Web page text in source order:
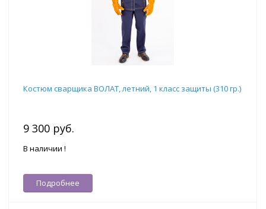
Костюм сварщика ВОЛАТ, летний, 1 класс защиты (310 гр.)
9 300 руб.
В наличии !
Подробнее